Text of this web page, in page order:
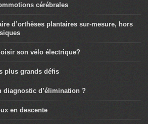
cérébrales
d’orthèses plantaires sur-mesure, hors
son vélo électrique?
plus grands défis
diagnostic d’élimination ?
en descente